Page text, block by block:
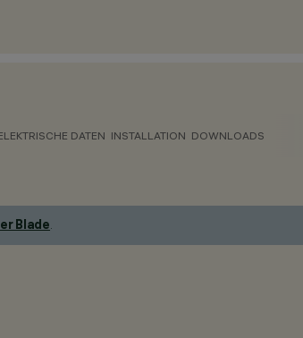
DATEN INSTALLATION DOWNLOADS
Blade.